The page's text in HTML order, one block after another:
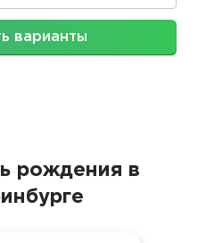
варианты
рождения в